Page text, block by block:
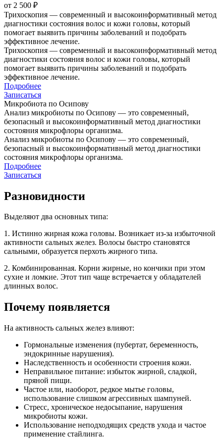
от 2 500 ₽
Трихоскопия — современный и высокоинформативный метод
диагностики состояния волос и кожи головы, который
помогает выявить причины заболеваний и подобрать
эффективное лечение.
Трихоскопия — современный и высокоинформативный метод
диагностики состояния волос и кожи головы, который
помогает выявить причины заболеваний и подобрать
эффективное лечение.
Подробнее
Записаться
Микробиота по Осипову
Анализ микробиоты по Осипову — это современный,
безопасный и высокоинформативный метод диагностики
состояния микрофлоры организма.
Анализ микробиоты по Осипову — это современный,
безопасный и высокоинформативный метод диагностики
состояния микрофлоры организма.
Подробнее
Записаться
Разновидности
Выделяют два основных типа:
1. Истинно жирная кожа головы. Возникает из‑за избыточной
активности сальных желез. Волосы быстро становятся
сальными, образуется перхоть жирного типа.
2. Комбинированная. Корни жирные, но кончики при этом
сухие и ломкие. Этот тип чаще встречается у обладателей
длинных волос.
Почему появляется
На активность сальных желез влияют:
Гормональные изменения (пубертат, беременность,
эндокринные нарушения).
Наследственность и особенности строения кожи.
Неправильное питание: избыток жирной, сладкой,
пряной пищи.
Частое или, наоборот, редкое мытье головы,
использование слишком агрессивных шампуней.
Стресс, хроническое недосыпание, нарушения
микробиоты кожи.
Использование неподходящих средств ухода и частое
применение стайлинга.